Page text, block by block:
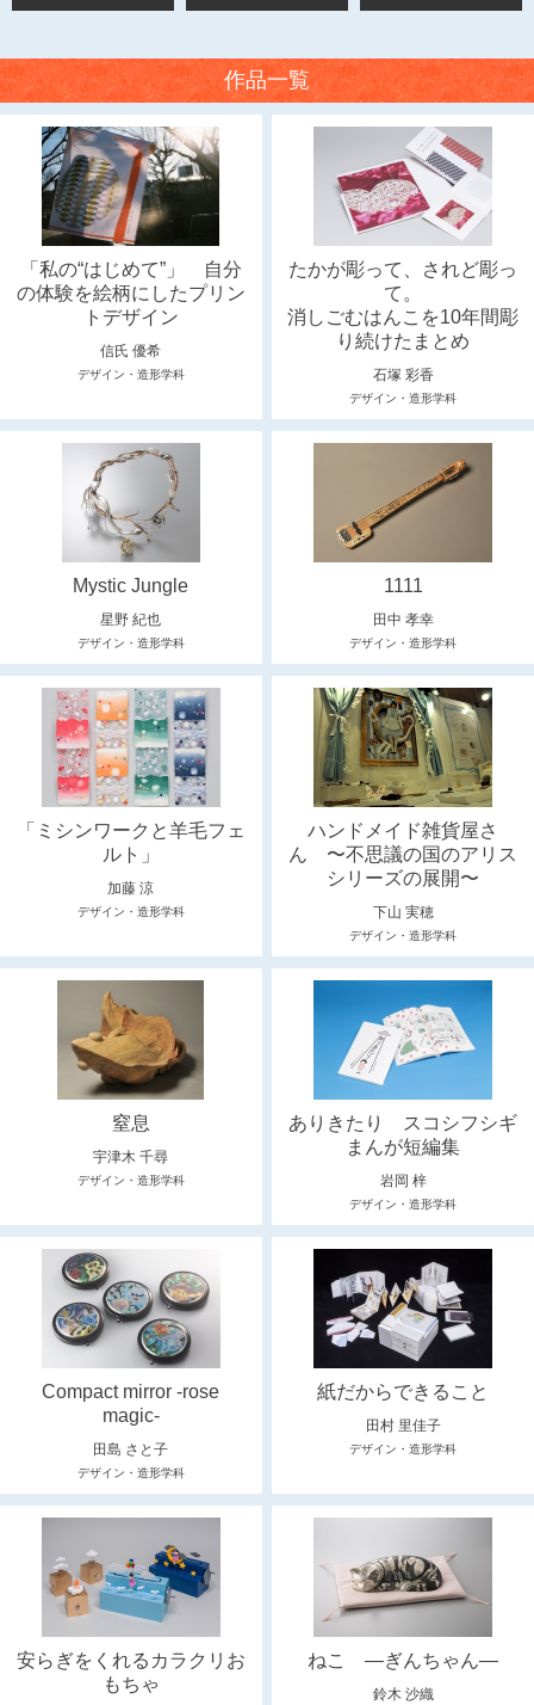
作品一覧
「私の“はじめて”」 自分
の体験を絵柄にしたプリン
トデザイン
信氏 優希
デザイン・造形学科
たかが彫って、されど彫っ
て。
消しごむはんこを10年間彫
り続けたまとめ
石塚 彩香
デザイン・造形学科
Mystic Jungle
星野 紀也
デザイン・造形学科
1111
田中 孝幸
デザイン・造形学科
「ミシンワークと羊毛フェ
ルト」
加藤 涼
デザイン・造形学科
ハンドメイド雑貨屋さ
ん 〜不思議の国のアリス
シリーズの展開〜
下山 実穂
デザイン・造形学科
窒息
宇津木 千尋
デザイン・造形学科
ありきたり スコシフシギ
まんが短編集
岩岡 梓
デザイン・造形学科
Compact mirror -rose
magic-
田島 さと子
デザイン・造形学科
紙だからできること
田村 里佳子
デザイン・造形学科
安らぎをくれるカラクリお
もちゃ
ねこ ―ぎんちゃん―
鈴木 沙織